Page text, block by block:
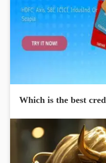
Which is the best